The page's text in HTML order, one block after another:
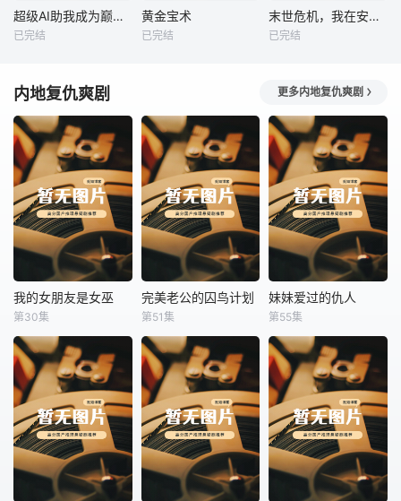
热播 超级AI助我成为巅峰神豪
已完结
热播
黄金宝术
黄金宝术
已完结
热播 末世危机，我在安全屋里做大佬
已完结
内地复仇爽剧 更多内地复仇爽剧
我的女朋友是女巫
我的女朋友是女巫
第30集
完美老公的囚鸟计划
完美老公的囚鸟计划
第51集
妹妹爱过的仇人
妹妹爱过的仇人
第55集